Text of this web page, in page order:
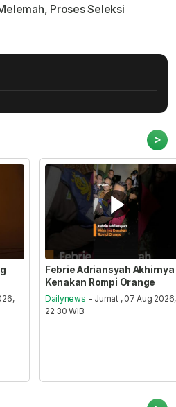
Proses Seleksi
>
Febrie Adriansyah Akhirnya
Kenakan Rompi Orange
Dailynews - Jumat , 07 Aug 2026,
22:30 WIB